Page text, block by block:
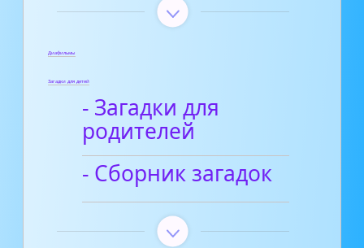
Диафильмы
Загадки для детей
- Загадки для
родителей
- Сборник загадок